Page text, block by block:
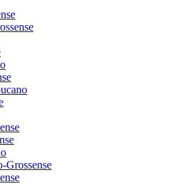
Grossense